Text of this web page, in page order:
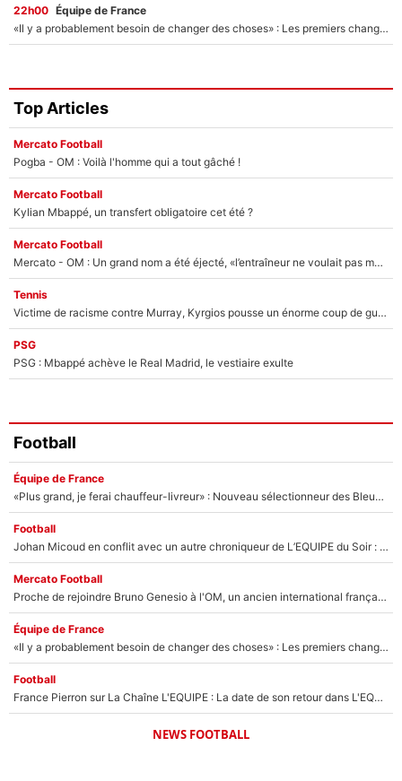
22h00 Équipe de France
«Il y a probablement besoin de changer des choses» : Les premiers changements de Zinedine Zidane en équipe de France sont révélés ?
Top Articles
Mercato Football
Pogba - OM : Voilà l'homme qui a tout gâché !
Mercato Football
Kylian Mbappé, un transfert obligatoire cet été ?
Mercato Football
Mercato - OM : Un grand nom a été éjecté, «l’entraîneur ne voulait pas me conserver»
Tennis
Victime de racisme contre Murray, Kyrgios pousse un énorme coup de gueule !
PSG
PSG : Mbappé achève le Real Madrid, le vestiaire exulte
Football
Équipe de France
«Plus grand, je ferai chauffeur-livreur» : Nouveau sélectionneur des Bleus, Zinédine Zidane s’était imaginé un avenir très différent lorsqu'il était enfant
Football
Johan Micoud en conflit avec un autre chroniqueur de L’EQUIPE du Soir : «Pendant un moment, je ne les ai pas remis ensemble dans l'émission»
Mercato Football
Proche de rejoindre Bruno Genesio à l'OM, un ancien international français va finalement débarquer... sur RMC !
Équipe de France
«Il y a probablement besoin de changer des choses» : Les premiers changements de Zinedine Zidane en équipe de France sont révélés ?
Football
France Pierron sur La Chaîne L'EQUIPE : La date de son retour dans L'EQUIPE de Choc est connue... et c'était très attendu
NEWS FOOTBALL